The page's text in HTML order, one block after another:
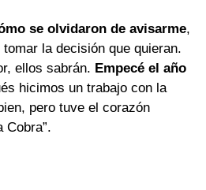
se olvidaron de avisarme,
la decisión que quieran.
ellos sabrán. Empecé el año
hicimos un trabajo con la
pero tuve el corazón
Cobra”.